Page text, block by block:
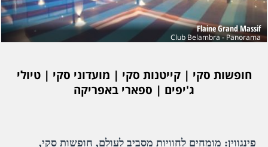
Flaine Grand Massif
Club Belambra - Panorama
חופשות סקי | קייטנות סקי | מועדוני סקי | טיולי
ג'יפים | ספארי באפריקה
פינגווין: מומחים לחוויות מסביב לעולם, חופשות סקי,